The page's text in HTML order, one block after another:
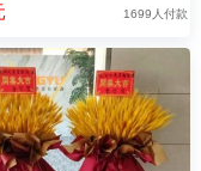
1699人付款